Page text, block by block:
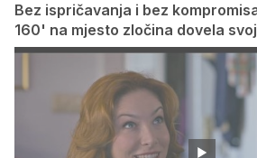
Bez ispričavanja i bez
160' na mjesto zločina dovela